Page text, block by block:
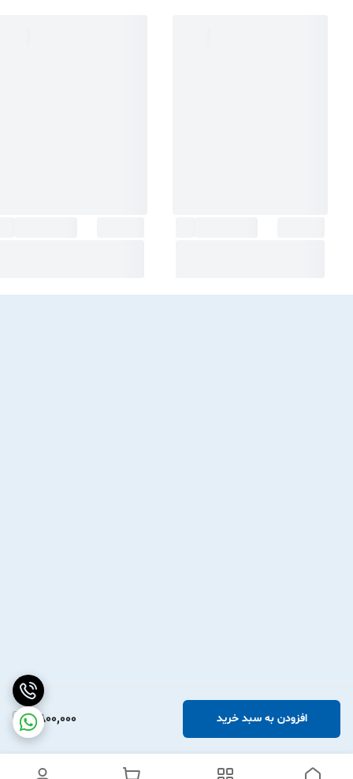
2,800,000 افزودن به سبد خرید